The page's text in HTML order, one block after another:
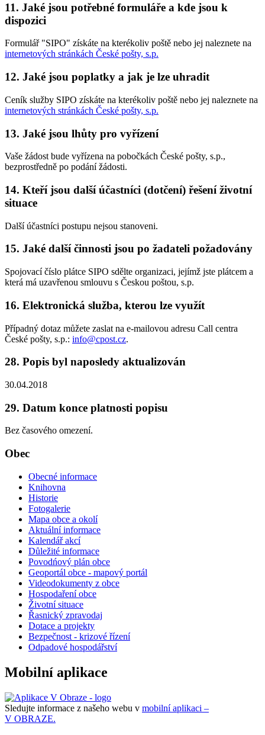
11. Jaké jsou potřebné formuláře a kde jsou k
dispozici
Formulář "SIPO" získáte na kterékoliv poště nebo jej naleznete na
internetových stránkách České pošty, s.p.
12. Jaké jsou poplatky a jak je lze uhradit
Ceník služby SIPO získáte na kterékoliv poště nebo jej naleznete na
internetových stránkách České pošty, s.p.
13. Jaké jsou lhůty pro vyřízení
Vaše žádost bude vyřízena na pobočkách České pošty, s.p.,
bezprostředně po podání žádosti.
14. Kteří jsou další účastníci (dotčení) řešení životní
situace
Další účastníci postupu nejsou stanoveni.
15. Jaké další činnosti jsou po žadateli požadovány
Spojovací číslo plátce SIPO sdělte organizaci, jejímž jste plátcem a
která má uzavřenou smlouvu s Českou poštou, s.p.
16. Elektronická služba, kterou lze využít
Případný dotaz můžete zaslat na e-mailovou adresu Call centra
České pošty, s.p.: info@cpost.cz.
28. Popis byl naposledy aktualizován
30.04.2018
29. Datum konce platnosti popisu
Bez časového omezení.
Obec
Obecné informace
Knihovna
Historie
Fotogalerie
Mapa obce a okolí
Aktuální informace
Kalendář akcí
Důležité informace
Povodńový plán obce
Geoportál obce - mapový portál
Videodokumenty z obce
Hospodaření obce
Životní situace
Řasnický zpravodaj
Dotace a projekty
Bezpečnost - krizové řízení
Odpadové hospodářství
Mobilní aplikace
Sledujte informace z našeho webu v mobilní aplikaci –
V OBRAZE.